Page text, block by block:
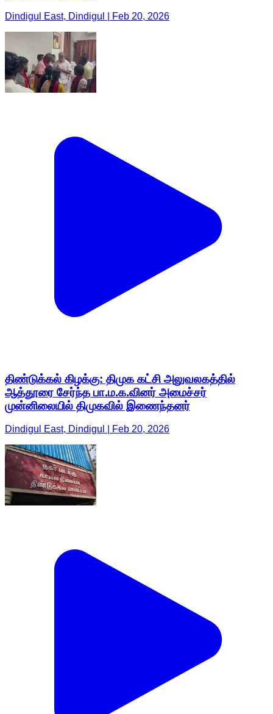
Dindigul East, Dindigul | Feb 20, 2026
திண்டுக்கல் கிழக்கு: திமுக கட்சி அலுவலகத்தில்
ஆத்தூரை சேர்ந்த பா.ம.க.வினர் அமைச்சர்
முன்னிலையில் திமுகவில் இணைந்தனர்
Dindigul East, Dindigul | Feb 20, 2026